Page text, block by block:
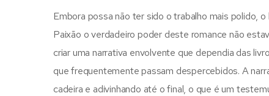
Embora possa não ter sido o trabalho mais polido,
Paixão o verdadeiro poder deste romance não
criar uma narrativa envolvente que dependia das
que frequentemente passam despercebidos. A
cadeira e adivinhando até o final, o que é um